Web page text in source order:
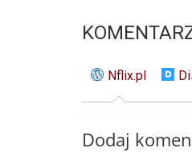
Nflix.pl
Dodaj